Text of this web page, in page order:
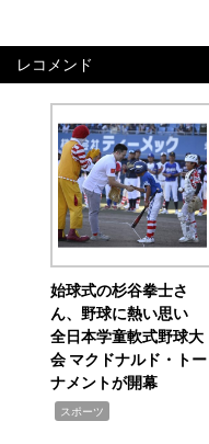
レコメンド
始球式の杉谷拳士さ
ん、野球に熱い思い
全日本学童軟式野球大
会 マクドナルド・トー
ナメントが開幕
スポーツ